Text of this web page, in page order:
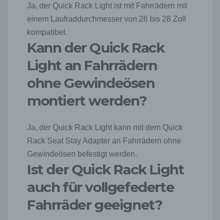
Ja, der Quick Rack Light ist mit Fahrrädern mit
einem Laufraddurchmesser von 26 bis 28 Zoll
kompatibel.
Kann der Quick Rack
Light an Fahrrädern
ohne Gewindeösen
montiert werden?
Ja, der Quick Rack Light kann mit dem Quick
Rack Seat Stay Adapter an Fahrrädern ohne
Gewindeösen befestigt werden.
Ist der Quick Rack Light
auch für vollgefederte
Fahrräder geeignet?
E-Mail: creindl85@gmail.com
DE 343561815
Cookies / SessionStorage / LocalStorage
Die Internetseiten verwenden teilweise so
genannte Cookies, LocalStorage und
SessionStorage. Dies dient dazu, unser Angebot
nutzerfreundlicher, effektiver und sicherer zu
machen. Local Storage und SessionStorage ist
eine Technologie, mit welcher ihr Browser Daten
über einen Internetbrowser auf einem
Computersystem abgelegt und gespeichert
werden. Sie können die Verwendung von Cookies,
LocalStorage und SessionStorage durch
entsprechende Einstellung in Ihrem Browser
Zahlreiche Internetseiten und Server verwenden
Cookies. Viele Cookies enthalten eine sogenannte